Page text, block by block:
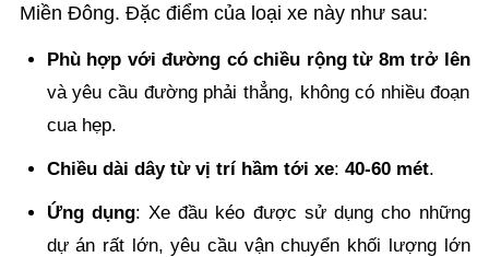
Miền Đông. Đặc điểm của loại xe này như sau:
Phù hợp với đường có chiều rộng từ 8m trở lên
và yêu cầu đường phải thẳng, không có nhiều đoạn
cua hẹp.
Chiều dài dây từ vị trí hầm tới xe: 40-60 mét.
Ứng dụng: Xe đầu kéo được sử dụng cho những
dự án rất lớn, yêu cầu vận chuyển khối lượng lớn